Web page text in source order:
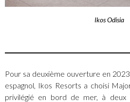
Ikos Odisia
Pour sa deuxième ouverture en
espagnol, Ikos Resorts a choisi
privilégié en bord de mer, à